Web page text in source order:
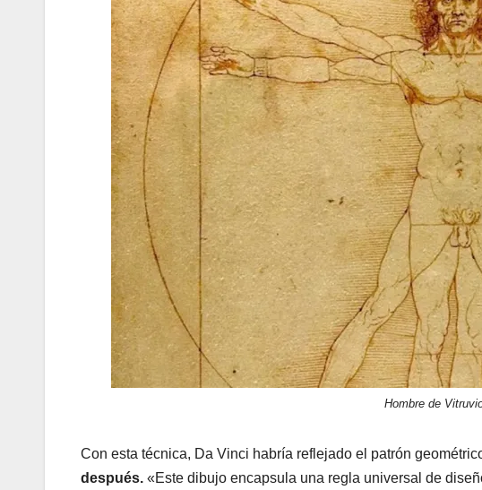
Hombre de
Con esta técnica, Da Vinci habría reflejado el patrón
después. «Este dibujo encapsula una regla universal de